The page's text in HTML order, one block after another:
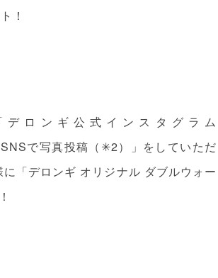
！
デロンギ公式インスタグラム
で写真投稿（✳︎2）」をしていただ
「デロンギ オリジナル ダブルウォー